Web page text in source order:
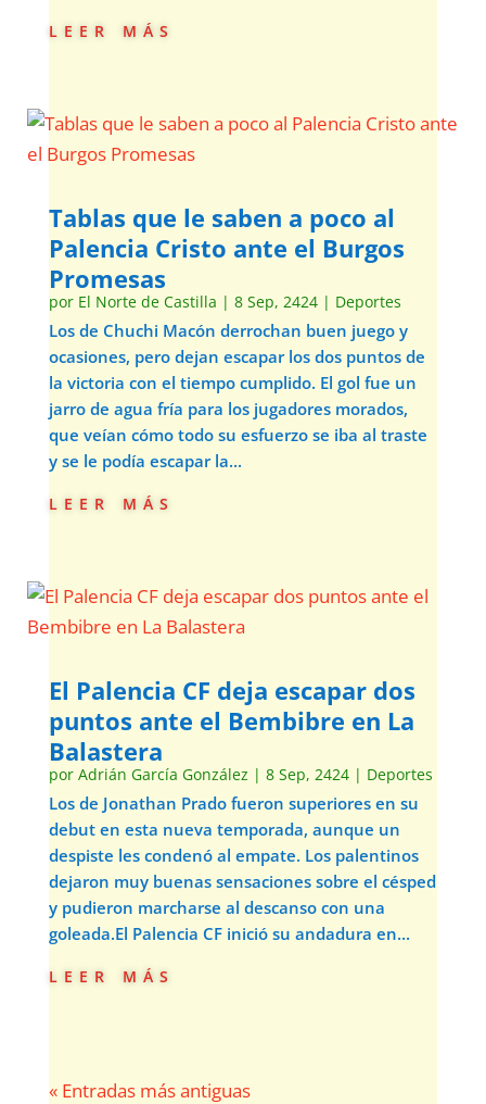
leer más
Tablas que le saben a poco al
Palencia Cristo ante el Burgos
Promesas
por El Norte de Castilla | 8 Sep, 2424| Deportes
Los de Chuchi Macón derrochan buen juego y
ocasiones, pero dejan escapar los dos puntos de
la victoria con el tiempo cumplido. El gol fue un
jarro de agua fría para los jugadores morados,
que veían cómo todo su esfuerzo se iba al traste
y se le podía escapar la...
leer más
El Palencia CF deja escapar dos
puntos ante el Bembibre en La
Balastera
por Adrián García González | 8 Sep, 2424| Deportes
Los de Jonathan Prado fueron superiores en su
debut en esta nueva temporada, aunque un
despiste les condenó al empate. Los palentinos
dejaron muy buenas sensaciones sobre el césped
y pudieron marcharse al descanso con una
goleada.El Palencia CF inició su andadura en...
leer más
« Entradas más antiguas